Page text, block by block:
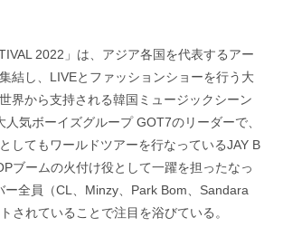
2022」は、アジア各国を代表するアー
結し、LIVEとファッションショーを行う大
界から支持される韓国ミュージックシーン
人気ボーイズグループ GOT7のリーダーで、
してもワールドツアーを行なっているJAY B
ブームの火付け役として一躍を担ったなっ
ー全員（CL、Minzy、Park Bom、Sandara
されていることで注目を浴びている。